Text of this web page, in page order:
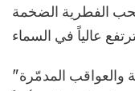
الفطرية الضخمة
"لم يكونوا يدركون المخاطر الصحية والعواقب المدمّرة